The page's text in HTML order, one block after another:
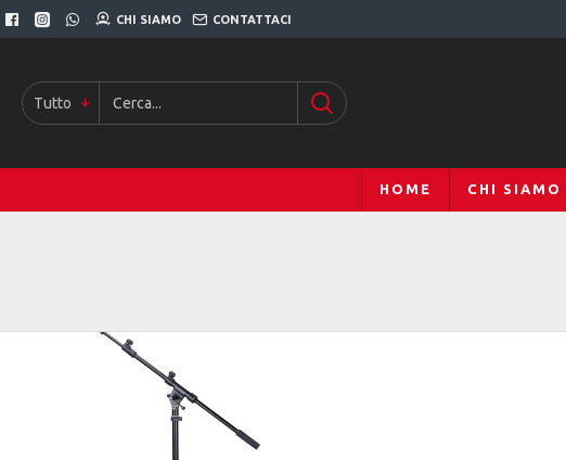
CHI SIAMO CONTATTACI
Tutto
HOME CHI SIAMO